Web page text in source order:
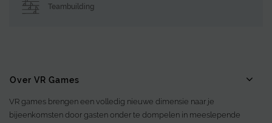
Teambuilding
Over VR Games
VR games brengen een volledig nieuwe dimensie naar je
bijeenkomsten door gasten onder te dompelen in meeslepende